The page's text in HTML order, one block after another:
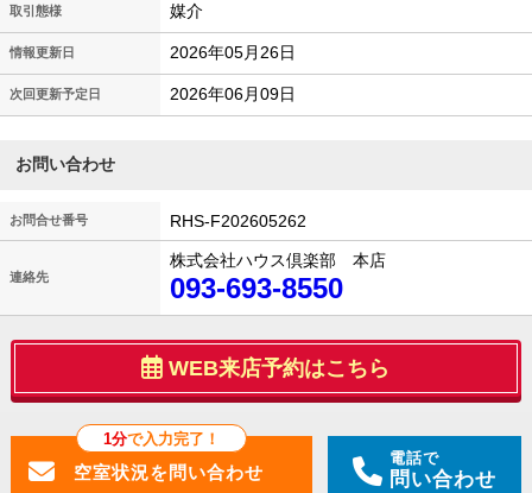
取引態様 媒介
情報更新日 2026年05月26日
次回更新予定日 2026年06月09日
お問い合わせ
お問合せ番号 RHS-F202605262
連絡先
株式会社ハウス倶楽部 本店
093-693-8550
WEB来店予約はこちら
1分で入力完了！
電話で
問い合わせ